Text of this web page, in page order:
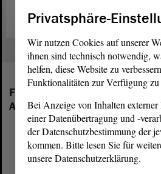
Folgende Fraktionen sind im
Anhalt vertreten:
Privatsphäre-
Wir nutzen Cookies auf unserer
ihnen sind technisch notwendig,
helfen, diese Website zu
Funktionalitäten zur Verfügung zu
Bei Anzeige von Inhalten externer
einer Datenübertragung und -
der Datenschutzbestimmung der
kommen. Bitte lesen Sie für
unsere Datenschutzerklärung.